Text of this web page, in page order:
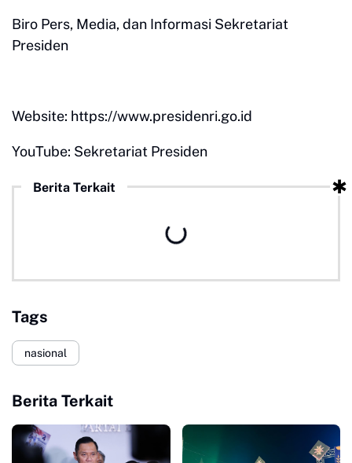
Biro Pers, Media, dan Informasi Sekretariat
Presiden
Website: https://www.presidenri.go.id
YouTube: Sekretariat Presiden
Berita Terkait
Tags
nasional
Berita Terkait